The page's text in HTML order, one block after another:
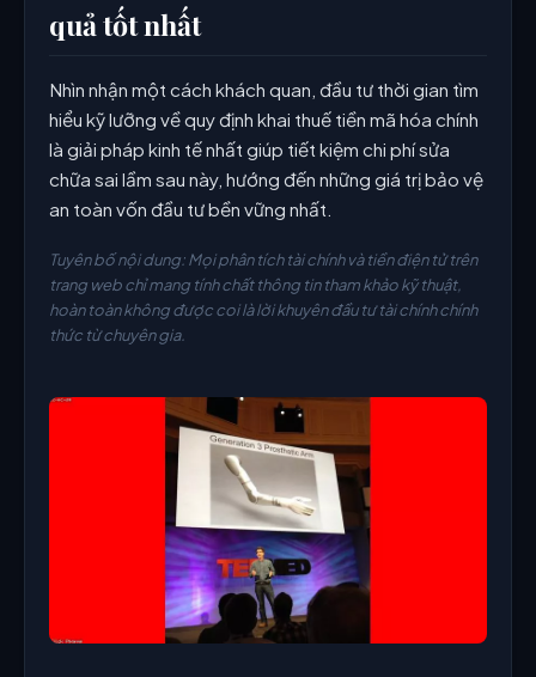
quả tốt nhất
Nhìn nhận một cách khách quan, đầu tư thời gian tìm
hiểu kỹ lưỡng về quy định khai thuế tiền mã hóa chính
là giải pháp kinh tế nhất giúp tiết kiệm chi phí sửa
chữa sai lầm sau này, hướng đến những giá trị bảo vệ
an toàn vốn đầu tư bền vững nhất.
Tuyên bố nội dung: Mọi phân tích tài chính và tiền điện tử trên
trang web chỉ mang tính chất thông tin tham khảo kỹ thuật,
hoàn toàn không được coi là lời khuyên đầu tư tài chính chính
thức từ chuyên gia.